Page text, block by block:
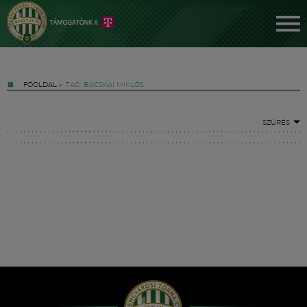
FŐOLDAL » TAG: BACSKAI MIKLÓS
SZŰRÉS
Hírek